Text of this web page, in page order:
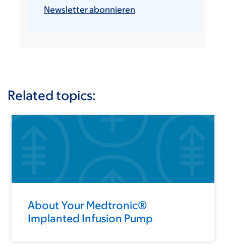
Newsletter abonnieren
Related topics:
About Your Medtronic®
Implanted Infusion Pump